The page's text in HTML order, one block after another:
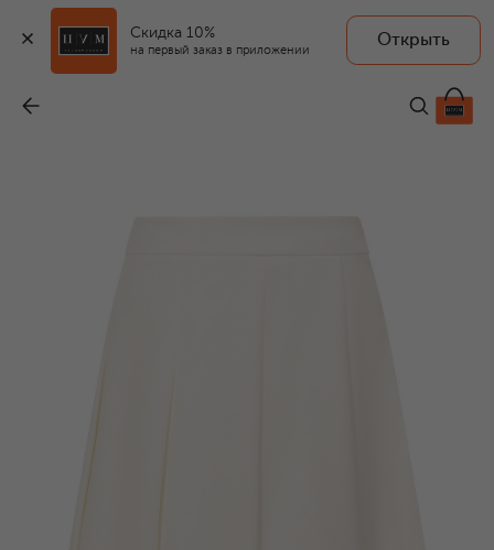
Скидка 10%
на первый заказ в приложении
Открыть
99 500 ₽